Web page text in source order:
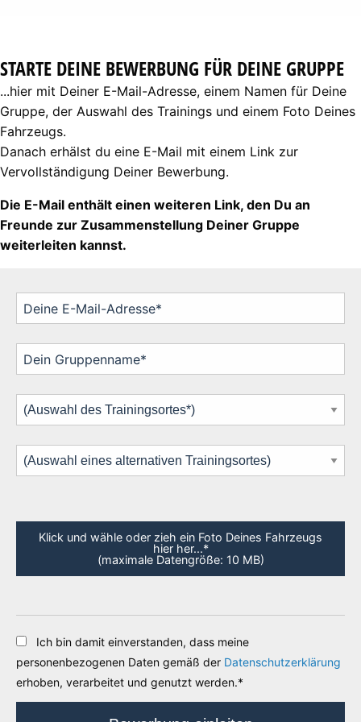
STARTE DEINE BEWERBUNG FÜR DEINE GRUPPE
...hier mit Deiner E-Mail-Adresse, einem Namen für Deine
Gruppe, der Auswahl des Trainings und einem Foto Deines
Fahrzeugs.
Danach erhälst du eine E-Mail mit einem Link zur
Vervollständigung Deiner Bewerbung.
Die E-Mail enthält einen weiteren Link, den Du an
Freunde zur Zusammenstellung Deiner Gruppe
weiterleiten kannst.
Klick und wähle oder zieh ein Foto Deines Fahrzeugs
hier her...*
(maximale Datengröße: 10 MB)
Ich bin damit einverstanden, dass meine
personenbezogenen Daten gemäß der Datenschutzerklärung
erhoben, verarbeitet und genutzt werden.*